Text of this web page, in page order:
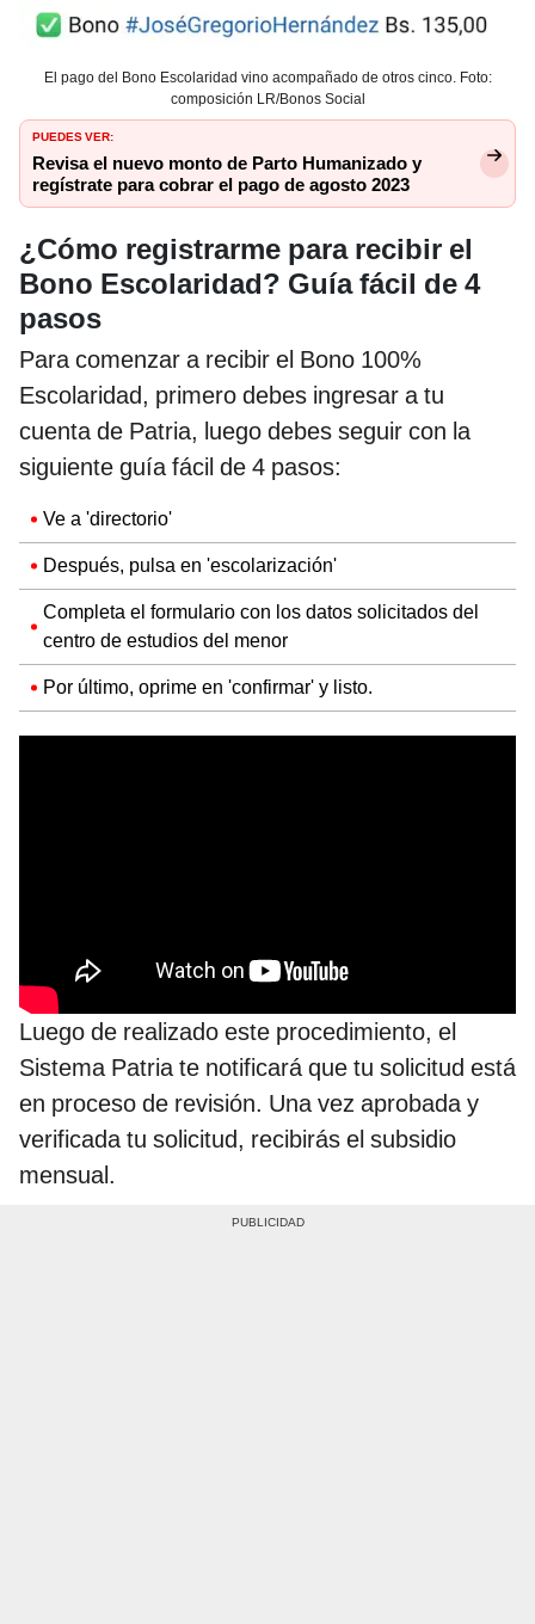
El pago del Bono Escolaridad vino acompañado de otros cinco. Foto:
composición LR/Bonos Social
PUEDES VER:
Revisa el nuevo monto de Parto Humanizado y
regístrate para cobrar el pago de agosto 2023
¿Cómo registrarme para recibir el
Bono Escolaridad? Guía fácil de 4
pasos
Para comenzar a recibir el Bono 100%
Escolaridad, primero debes ingresar a tu
cuenta de Patria, luego debes seguir con la
siguiente guía fácil de 4 pasos:
Ve a 'directorio'
Después, pulsa en 'escolarización'
Completa el formulario con los datos solicitados del
centro de estudios del menor
Por último, oprime en 'confirmar' y listo.
Luego de realizado este procedimiento, el
Sistema Patria te notificará que tu solicitud está
en proceso de revisión. Una vez aprobada y
verificada tu solicitud, recibirás el subsidio
mensual.